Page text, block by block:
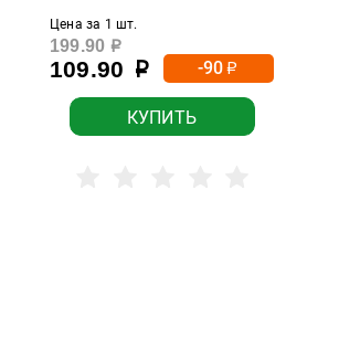
Цена за 1 шт.
199.90 р
109.90 р -90р
КУПИТЬ